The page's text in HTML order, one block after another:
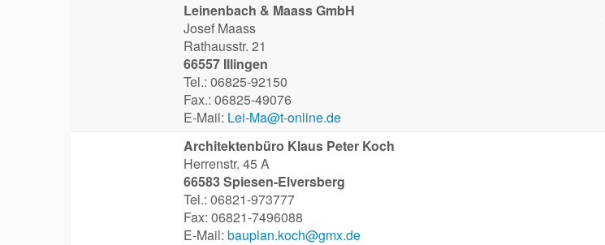
Leinenbach & Maass GmbH
Josef Maass
Rathausstr. 21
66557 Illingen
Tel.: 06825-92150
Fax.: 06825-49076
E-Mail: Lei-Ma@t-online.de
Architektenbüro Klaus Peter Koch
Herrenstr. 45 A
66583 Spiesen-Elversberg
Tel.: 06821-973777
Fax: 06821-7496088
E-Mail: bauplan.koch@gmx.de